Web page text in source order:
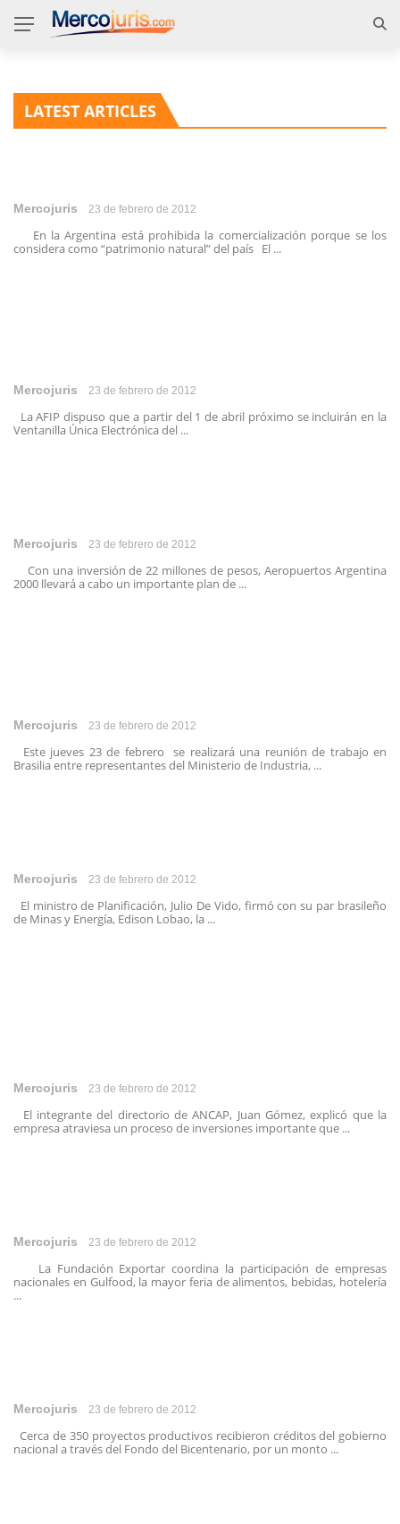
LATEST ARTICLES
Mercojuris 23 de febrero de 2012
En la Argentina está prohibida la comercialización porque se los
considera como “patrimonio natural” del país El ...
Mercojuris 23 de febrero de 2012
La AFIP dispuso que a partir del 1 de abril próximo se incluirán en la
Ventanilla Única Electrónica del ...
Mercojuris 23 de febrero de 2012
Con una inversión de 22 millones de pesos, Aeropuertos Argentina
2000 llevará a cabo un importante plan de ...
Mercojuris 23 de febrero de 2012
Este jueves 23 de febrero se realizará una reunión de trabajo en
Brasilia entre representantes del Ministerio de Industria, ...
Mercojuris 23 de febrero de 2012
El ministro de Planificación, Julio De Vido, firmó con su par brasileño
de Minas y Energía, Edison Lobao, la ...
Mercojuris 23 de febrero de 2012
El integrante del directorio de ANCAP, Juan Gómez, explicó que la
empresa atraviesa un proceso de inversiones importante que ...
Mercojuris 23 de febrero de 2012
La Fundación Exportar coordina la participación de empresas
nacionales en Gulfood, la mayor feria de alimentos, bebidas, hotelería
...
Mercojuris 23 de febrero de 2012
Cerca de 350 proyectos productivos recibieron créditos del gobierno
nacional a través del Fondo del Bicentenario, por un monto ...